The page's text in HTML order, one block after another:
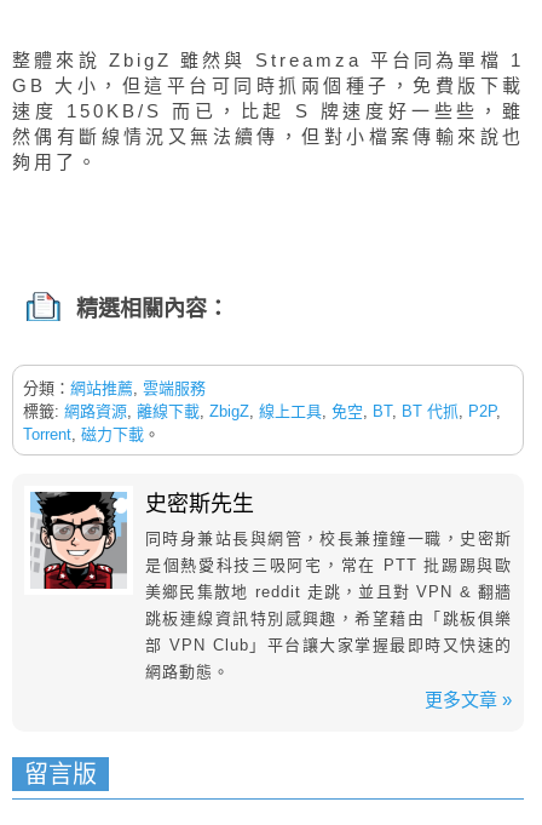
整體來說 ZbigZ 雖然與 Streamza 平台同為單檔 1
GB 大小，但這平台可同時抓兩個種子，免費版下載
速度 150KB/S 而已，比起 S 牌速度好一些些，雖
然偶有斷線情況又無法續傳，但對小檔案傳輸來說也
夠用了。
精選相關內容：
分類： 網站推薦, 雲端服務
標籤: 網路資源, 離線下載, ZbigZ, 線上工具, 免空, BT, BT 代抓, P2P,
Torrent, 磁力下載 。
史密斯先生
同時身兼站長與網管，校長兼撞鐘一職，史密斯
是個熱愛科技三吸阿宅，常在 PTT 批踢踢與歐
美鄉民集散地 reddit 走跳，並且對 VPN & 翻牆
跳板連線資訊特別感興趣，希望藉由「跳板俱樂
部 VPN Club」平台讓大家掌握最即時又快速的
網路動態。
更多文章 »
留言版